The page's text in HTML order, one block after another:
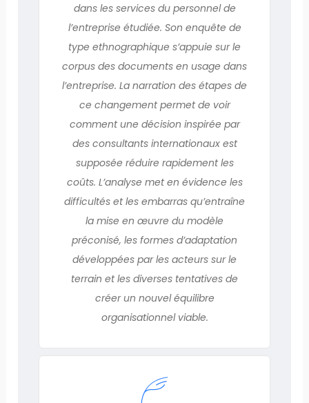
dans les services du personnel de
l’entreprise étudiée. Son enquête de
type ethnographique s’appuie sur le
corpus des documents en usage dans
l’entreprise. La narration des étapes de
ce changement permet de voir
comment une décision inspirée par
des consultants internationaux est
supposée réduire rapidement les
coûts. L’analyse met en évidence les
difficultés et les embarras qu’entraîne
la mise en œuvre du modèle
préconisé, les formes d’adaptation
développées par les acteurs sur le
terrain et les diverses tentatives de
créer un nouvel équilibre
organisationnel viable.